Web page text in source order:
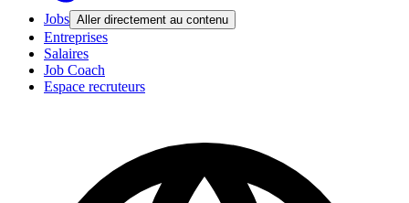
Jobs Aller directement au contenu
Entreprises
Salaires
Job Coach
Espace recruteurs